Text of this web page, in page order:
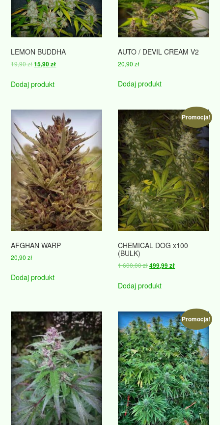
LEMON BUDDHA
19,90złPierwotna
wynosiła:
15,90złAktualna
Dodaj produkt
AUTO / DEVIL CREAM V2
20,90zł
Dodaj produkt
AFGHAN WARP
20,90zł
Dodaj produkt
Promocja!
CHEMICAL DOG x100
(BULK)
1 600,00złPierwotna
wynosiła:
499,99złAktualna
Dodaj produkt
Promocja!